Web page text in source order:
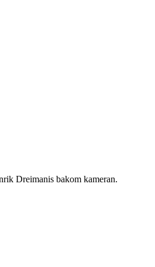
Dreimanis bakom kameran.